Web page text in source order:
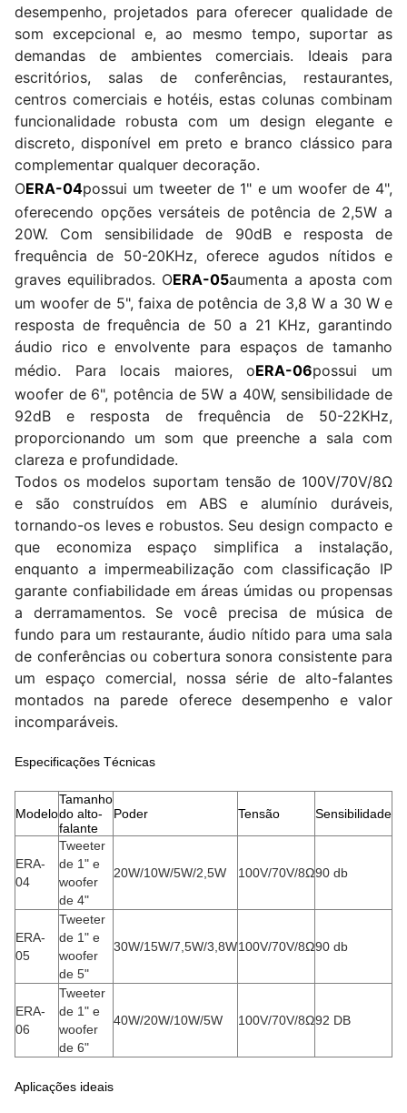
desempenho, projetados para oferecer qualidade de
som excepcional e, ao mesmo tempo, suportar as
demandas de ambientes comerciais. Ideais para
escritórios, salas de conferências, restaurantes,
centros comerciais e hotéis, estas colunas combinam
funcionalidade robusta com um design elegante e
discreto, disponível em preto e branco clássico para
complementar qualquer decoração.
OERA-04possui um tweeter de 1" e um woofer de 4",
oferecendo opções versáteis de potência de 2,5W a
20W. Com sensibilidade de 90dB e resposta de
frequência de 50-20KHz, oferece agudos nítidos e
graves equilibrados. OERA-05aumenta a aposta com
um woofer de 5", faixa de potência de 3,8 W a 30 W e
resposta de frequência de 50 a 21 KHz, garantindo
áudio rico e envolvente para espaços de tamanho
médio. Para locais maiores, oERA-06possui um
woofer de 6", potência de 5W a 40W, sensibilidade de
92dB e resposta de frequência de 50-22KHz,
proporcionando um som que preenche a sala com
clareza e profundidade.
Todos os modelos suportam tensão de 100V/70V/8Ω
e são construídos em ABS e alumínio duráveis,
tornando-os leves e robustos. Seu design compacto e
que economiza espaço simplifica a instalação,
enquanto a impermeabilização com classificação IP
garante confiabilidade em áreas úmidas ou propensas
a derramamentos. Se você precisa de música de
fundo para um restaurante, áudio nítido para uma sala
de conferências ou cobertura sonora consistente para
um espaço comercial, nossa série de alto-falantes
montados na parede oferece desempenho e valor
incomparáveis.
Especificações Técnicas
Modelo
Tamanho
do alto-
falante
Poder Tensão Sensibilidade
ERA-
04
Tweeter
de 1" e
woofer
de 4"
20W/10W/5W/2,5W 100V/70V/8Ω90 db
ERA-
05
Tweeter
de 1" e
woofer
de 5"
30W/15W/7,5W/3,8W100V/70V/8Ω90 db
ERA-
06
Tweeter
de 1" e
woofer
de 6"
40W/20W/10W/5W 100V/70V/8Ω92 DB
Aplicações ideais